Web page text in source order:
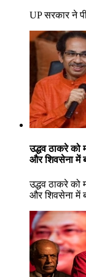
UP सरकार ने
उद्धव ठाकरे को
और शिवसेना में
उद्धव ठाकरे को
और शिवसेना में